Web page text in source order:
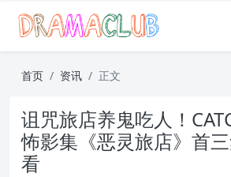
首页 资讯 正文
诅咒旅店养鬼吃人！
怖影集《恶灵旅店》首
看